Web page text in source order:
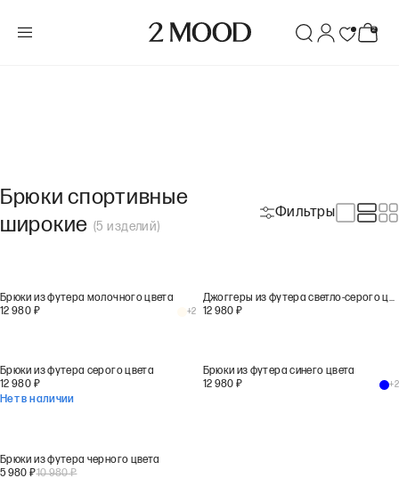
Брюки спортивные
широкие (5 изделий)
Фильтры
Брюки из футера молочного цвета
12 980 ₽ +2
Джоггеры из футера светло-серого цвета
12 980 ₽
Брюки из футера серого цвета
12 980 ₽
Нет в наличии
Брюки из футера синего цвета
12 980 ₽ +2
Брюки из футера черного цвета
5 980 ₽10 980₽